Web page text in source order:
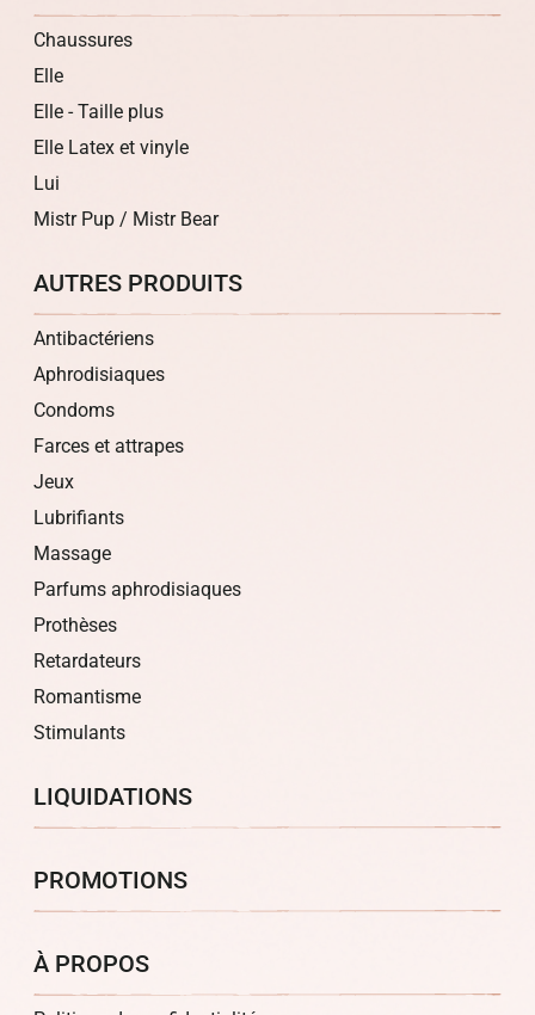
Chaussures
Elle
Elle - Taille plus
Elle Latex et vinyle
Lui
Mistr Pup / Mistr Bear
AUTRES PRODUITS
Antibactériens
Aphrodisiaques
Condoms
Farces et attrapes
Jeux
Lubrifiants
Massage
Parfums aphrodisiaques
Prothèses
Retardateurs
Romantisme
Stimulants
LIQUIDATIONS
PROMOTIONS
À PROPOS